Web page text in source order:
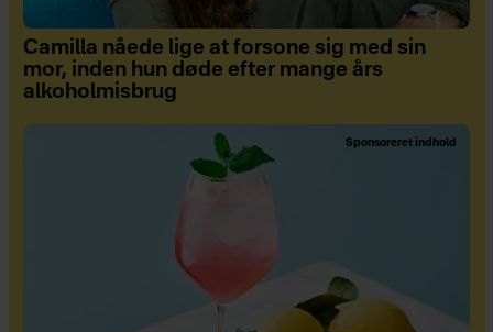
Camilla nåede lige at forsone sig med sin
mor, inden hun døde efter mange års
alkoholmisbrug
Sponsoreret indhold